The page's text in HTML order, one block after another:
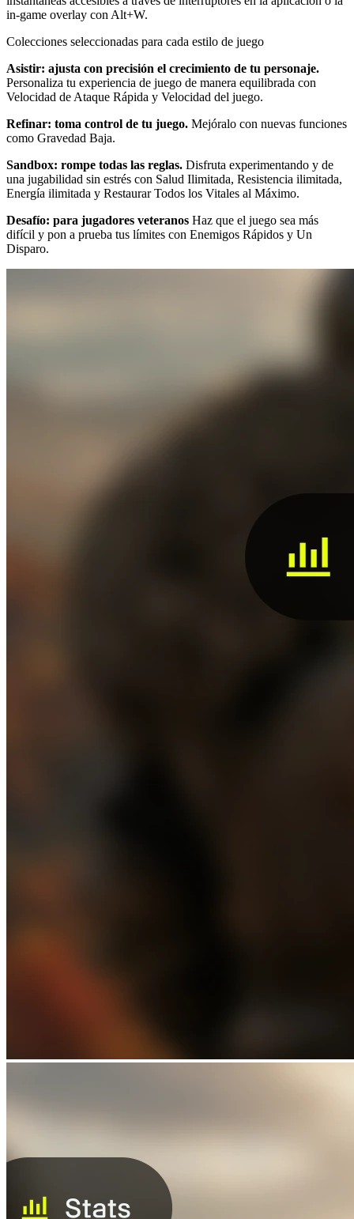
in-game overlay con Alt+W.
Colecciones seleccionadas para cada estilo de juego
Asistir: ajusta con precisión el crecimiento de tu personaje.
Personaliza tu experiencia de juego de manera equilibrada con
Velocidad de Ataque Rápida y Velocidad del juego.
Refinar: toma control de tu juego. Mejóralo con nuevas funciones
como Gravedad Baja.
Sandbox: rompe todas las reglas. Disfruta experimentando y de
una jugabilidad sin estrés con Salud Ilimitada, Resistencia ilimitada,
Energía ilimitada y Restaurar Todos los Vitales al Máximo.
Desafío: para jugadores veteranos Haz que el juego sea más
difícil y pon a prueba tus límites con Enemigos Rápidos y Un
Disparo.